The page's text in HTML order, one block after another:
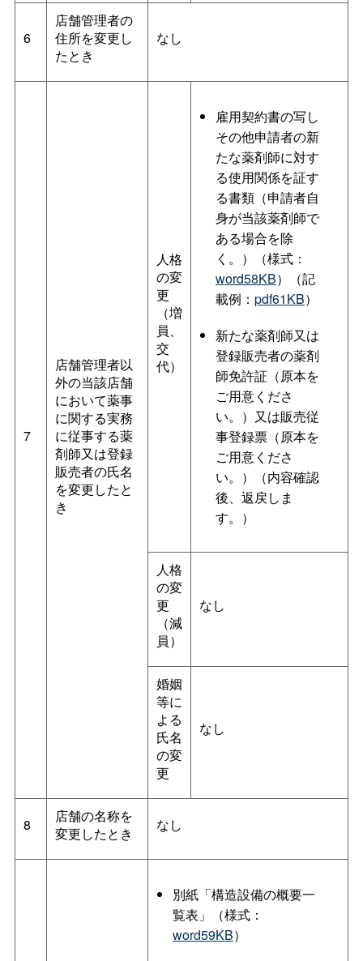
6
店舗管理者の
住所を変更し
たとき
なし
7
店舗管理者以
外の当該店舗
において薬事
に関する実務
に従事する薬
剤師又は登録
販売者の氏名
を変更したと
き
人格
の変
更
（増
員、
交
代）
雇用契約書の写し
その他申請者の新
たな薬剤師に対す
る使用関係を証す
る書類（申請者自
身が当該薬剤師で
ある場合を除
く。）（様式：
word58KB）（記
載例： pdf61KB）
新たな薬剤師又は
登録販売者の薬剤
師免許証（原本を
ご用意くださ
い。）又は販売従
事登録票（原本を
ご用意くださ
い。）（内容確認
後、返戻しま
す。）
人格
の変
更
（減
員）
なし
婚姻
等に
よる
氏名
の変
更
なし
8
店舗の名称を
変更したとき
なし
別紙「構造設備の概要一
覧表」（様式：
word59KB）